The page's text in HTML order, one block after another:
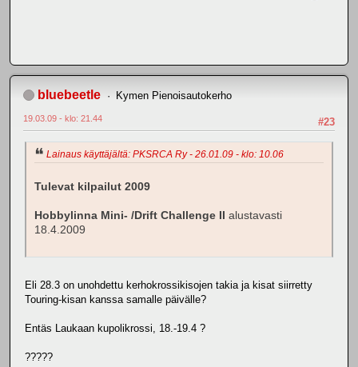
bluebeetle Kymen Pienoisautokerho
#23
19.03.09 - klo: 21.44
Lainaus käyttäjältä: PKSRCA Ry - 26.01.09 - klo: 10.06
Tulevat kilpailut 2009
Hobbylinna Mini- /Drift Challenge II
alustavasti
18.4.2009
Eli 28.3 on unohdettu kerhokrossikisojen takia ja kisat siirretty
Touring-kisan kanssa samalle päivälle?
Entäs Laukaan kupolikrossi, 18.-19.4 ?
?????